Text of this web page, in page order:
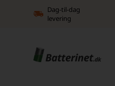
Dag-til-dag
levering